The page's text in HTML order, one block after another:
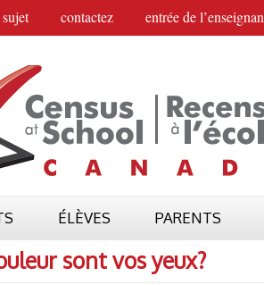
contactez entrée de
ÉLÈVES PARENTS
sont vos yeux?